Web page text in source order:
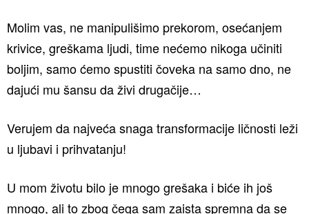
Molim vas, ne manipulišimo prekorom, osećanjem
krivice, greškama ljudi, time nećemo nikoga učiniti
boljim, samo ćemo spustiti čoveka na samo dno, ne
dajući mu šansu da živi drugačije…
Verujem da najveća snaga transformacije ličnosti leži
u ljubavi i prihvatanju!
U mom životu bilo je mnogo grešaka i biće ih još
mnogo, ali to zbog čega sam zaista spremna da se